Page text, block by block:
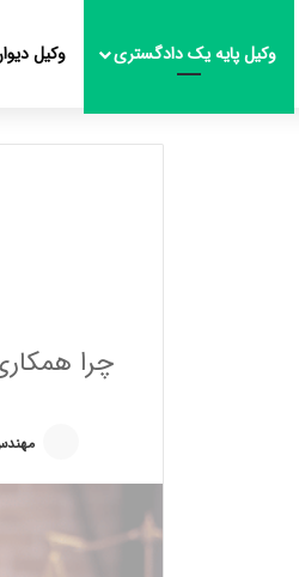
وکیل پایه یک دادگستری وکیل
چرا